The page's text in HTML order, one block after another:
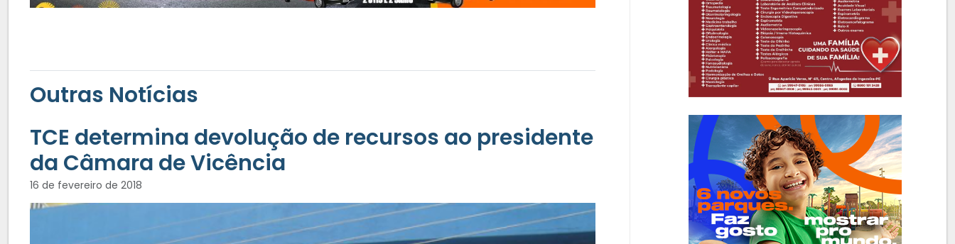
Outras Notícias
TCE determina devolução de recursos ao presidente
da Câmara de Vicência
16 de fevereiro de 2018